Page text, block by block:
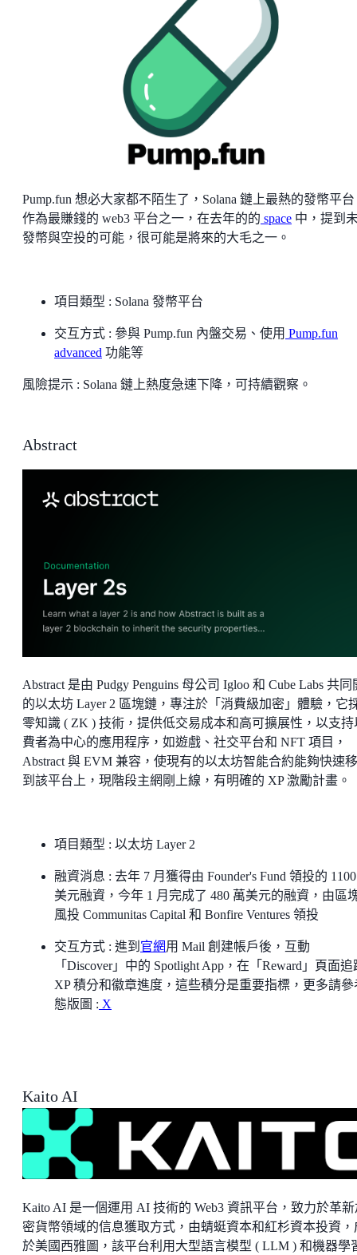
Pump.fun 想必大家都不陌生了，Solana 鏈上最熱的發幣平
作為最賺錢的 web3 平台之一，在去年的的 space 中，提到
發幣與空投的可能，很可能是將來的大毛之一。
項目類型 : Solana 發幣平台
交互方式 : 參與 Pump.fun 內盤交易、使用 Pump.fun
advanced 功能等
風險提示 : Solana 鏈上熱度急速下降，可持續觀察。
Abstract
Abstract 是由 Pudgy Penguins 母公司 Igloo 和 Cube Labs 共同
的以太坊 Layer 2 區塊鏈，專注於「消費級加密」體驗，它
零知識 ( ZK ) 技術，提供低交易成本和高可擴展性，以支持
費者為中心的應用程序，如遊戲、社交平台和 NFT 項目，
Abstract 與 EVM 兼容，使現有的以太坊智能合約能夠快速
到該平台上，現階段主網剛上線，有明確的 XP 激勵計畫。
項目類型 : 以太坊 Layer 2
融資消息 : 去年 7 月獲得由 Founder's Fund 領投的
美元融資，今年 1 月完成了 480 萬美元的融資，由區
風投 Communitas Capital 和 Bonfire Ventures 領投
交互方式 : 進到 官網用 Mail 創建帳戶後，互動
「Discover」中的 Spotlight App，在「Reward」頁面追
XP 積分和徽章進度，這些積分是重要指標，更多請參
態版圖 : X
Kaito AI
Kaito AI 是一個運用 AI 技術的 Web3 資訊平台，致力於革
密貨幣領域的信息獲取方式，由蜻蜓資本和紅杉資本投資，
於美國西雅圖，該平台利用大型語言模型 ( LLM ) 和機器學